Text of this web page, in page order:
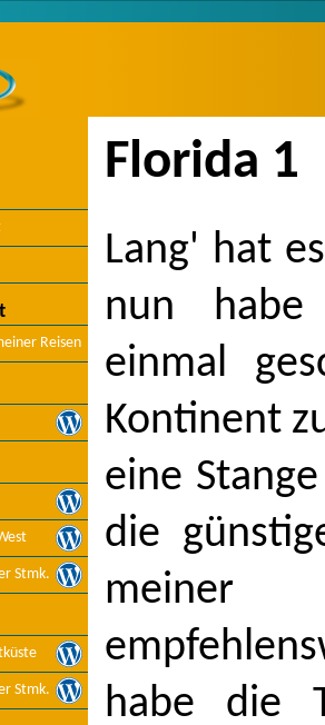
Reisen
Stmk.
Stmk.
Florida 1
Lang' hat
nun
einmal
Kontinent
eine
die
habe die